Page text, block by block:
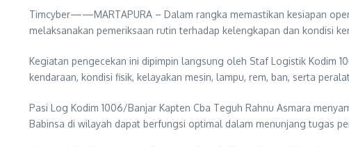
Timcyber——MARTAPURA – Dalam rangka memastikan kesiapan
melaksanakan pemeriksaan rutin terhadap kelengkapan dan kondisi
Kegiatan pengecekan ini dipimpin langsung oleh Staf Logistik Kodim
kendaraan, kondisi fisik, kelayakan mesin, lampu, rem, ban, serta
Pasi Log Kodim 1006/Banjar Kapten Cba Teguh Rahnu Asmara
Babinsa di wilayah dapat berfungsi optimal dalam menunjang tugas